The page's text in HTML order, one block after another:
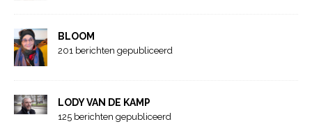
BLOOM
201 berichten gepubliceerd
LODY VAN DE KAMP
125 berichten gepubliceerd